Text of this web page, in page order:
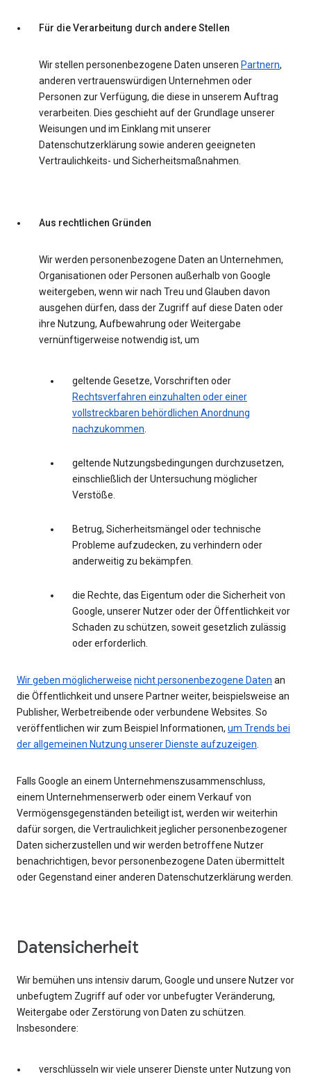
Für die Verarbeitung durch andere Stellen
Wir stellen personenbezogene Daten unseren Partnern,
anderen vertrauenswürdigen Unternehmen oder
Personen zur Verfügung, die diese in unserem Auftrag
verarbeiten. Dies geschieht auf der Grundlage unserer
Weisungen und im Einklang mit unserer
Datenschutzerklärung sowie anderen geeigneten
Vertraulichkeits- und Sicherheitsmaßnahmen.
Aus rechtlichen Gründen
Wir werden personenbezogene Daten an Unternehmen,
Organisationen oder Personen außerhalb von Google
weitergeben, wenn wir nach Treu und Glauben davon
ausgehen dürfen, dass der Zugriff auf diese Daten oder
ihre Nutzung, Aufbewahrung oder Weitergabe
vernünftigerweise notwendig ist, um
geltende Gesetze, Vorschriften oder
Rechtsverfahren einzuhalten oder einer
vollstreckbaren behördlichen Anordnung
nachzukommen.
geltende Nutzungsbedingungen durchzusetzen,
einschließlich der Untersuchung möglicher
Verstöße.
Betrug, Sicherheitsmängel oder technische
Probleme aufzudecken, zu verhindern oder
anderweitig zu bekämpfen.
die Rechte, das Eigentum oder die Sicherheit von
Google, unserer Nutzer oder der Öffentlichkeit vor
Schaden zu schützen, soweit gesetzlich zulässig
oder erforderlich.
Wir geben möglicherweise nicht personenbezogene Daten an
die Öffentlichkeit und unsere Partner weiter, beispielsweise an
Publisher, Werbetreibende oder verbundene Websites. So
veröffentlichen wir zum Beispiel Informationen, um Trends bei
der allgemeinen Nutzung unserer Dienste aufzuzeigen.
Falls Google an einem Unternehmenszusammenschluss,
einem Unternehmenserwerb oder einem Verkauf von
Vermögensgegenständen beteiligt ist, werden wir weiterhin
dafür sorgen, die Vertraulichkeit jeglicher personenbezogener
Daten sicherzustellen und wir werden betroffene Nutzer
benachrichtigen, bevor personenbezogene Daten übermittelt
oder Gegenstand einer anderen Datenschutzerklärung werden.
Datensicherheit
Wir bemühen uns intensiv darum, Google und unsere Nutzer vor
unbefugtem Zugriff auf oder vor unbefugter Veränderung,
Weitergabe oder Zerstörung von Daten zu schützen.
Insbesondere:
verschlüsseln wir viele unserer Dienste unter Nutzung von